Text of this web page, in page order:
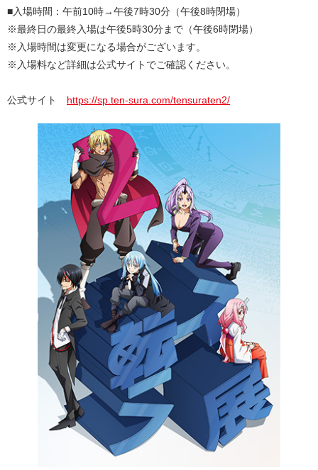
■入場時間：午前10時→午後7時30分（午後8時閉場）
※最終日の最終入場は午後5時30分まで（午後6時閉場）
※入場時間は変更になる場合がございます。
※入場料など詳細は公式サイトでご確認ください。
公式サイト https://sp.ten-sura.com/tensuraten2/